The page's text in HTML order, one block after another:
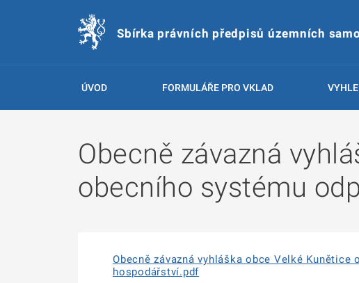
Sbírka právních předpisů územních
ÚVOD FORMULÁŘE PRO VKLAD
Obecně závazná
obecního systému
Obecně závazná vyhláška obce Velké
hospodářství.pdf